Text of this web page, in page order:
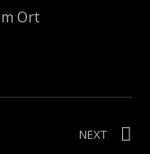
Ort
NEXTPOST: